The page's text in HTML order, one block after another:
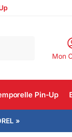
Mon
Pin-Up
»